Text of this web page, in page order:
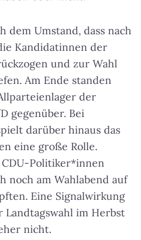
dem Umstand, dass nach
Kandidatinnen der
und zur Wahl
Am Ende standen
der
gegenüber. Bei
darüber hinaus das
eine große Rolle.
Politiker*innen
noch am Wahlabend auf
Eine Signalwirkung
Landtagswahl im Herbst
nicht.